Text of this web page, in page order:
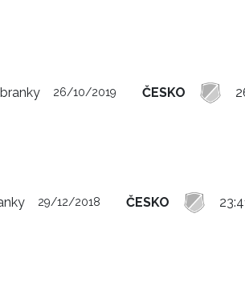
26/10/2019 ČESKO
29/12/2018 ČESKO